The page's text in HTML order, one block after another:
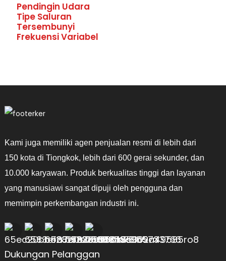
Pendingin Udara
Tipe Saluran
Tersembunyi
Frekuensi Variabel
Kami juga memiliki agen penjualan resmi di lebih dari
150 kota di Tiongkok, lebih dari 600 gerai sekunder, dan
10.000 karyawan. Produk berkualitas tinggi dan layanan
yang manusiawi sangat dipuji oleh pengguna dan
memimpin perkembangan industri ini.
Dukungan Pelanggan